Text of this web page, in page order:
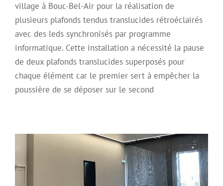
village à Bouc-Bel-Air pour la réalisation de
plusieurs plafonds tendus translucides rétroéclairés
avec des leds synchronisés par programme
informatique. Cette installation a nécessité la pause
de deux plafonds translucides superposés pour
chaque élément car le premier sert à empêcher la
poussière de se déposer sur le second
Installation d’un plafond tendu laqué